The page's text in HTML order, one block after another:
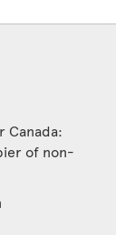
Canada:
of non-